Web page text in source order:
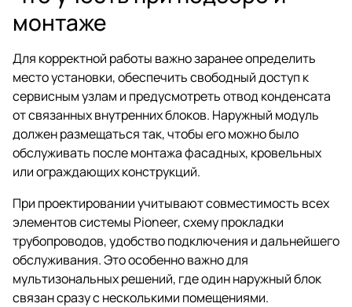
монтаже
Для корректной работы важно заранее определить
место установки, обеспечить свободный доступ к
сервисным узлам и предусмотреть отвод конденсата
от связанных внутренних блоков. Наружный модуль
должен размещаться так, чтобы его можно было
обслуживать после монтажа фасадных, кровельных
или ограждающих конструкций.
При проектировании учитывают совместимость всех
элементов системы Pioneer, схему прокладки
трубопроводов, удобство подключения и дальнейшего
обслуживания. Это особенно важно для
мультизональных решений, где один наружный блок
связан сразу с несколькими помещениями.